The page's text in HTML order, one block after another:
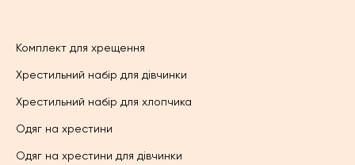
Комплект для хрещення
Хрестильний набір для дівчинки
Хрестильний набір для хлопчика
Одяг на хрестини
Одяг на хрестини для дівчинки